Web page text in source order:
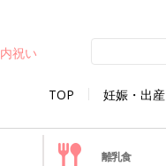
TOP 妊娠・出産
内祝い
離乳食